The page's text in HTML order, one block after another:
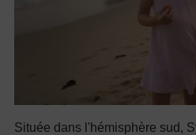
Située dans l'hémisphère sud,